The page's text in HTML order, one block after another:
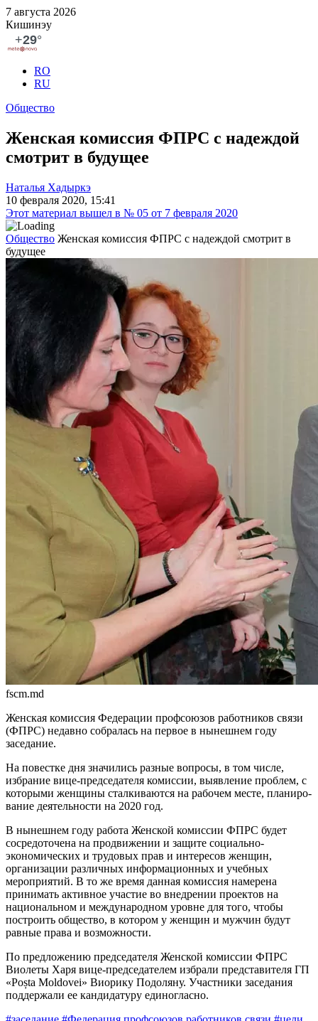
7 августа 2026
Кишинэу
RO
RU
Общество
Женская комиссия ФПРС с надеждой
смотрит в будущее
Наталья Хадыркэ
10 февраля 2020, 15:41
Этот материал вышел в № 05 от 7 февраля 2020
Общество Женская комиссия ФПРС с надеждой смотрит в
будущее
fscm.md
Женская комиссия Федерации профсоюзов работников связи
(ФПРС) недавно собралась на пер­вое в нынешнем году
заседание.
На повестке дня значились разные вопросы, в том числе,
избрание вице-председателя комиссии, выявление проблем, с
которыми женщины стал­киваются на рабочем месте, планиро­
вание деятельности на 2020 год.
В нынешнем году работа Женской комиссии ФПРС будет
сосредоточена на продвижении и защите социально-
экономических и трудовых прав и ин­тересов женщин,
организации раз­личных информационных и учебных
мероприятий. В то же время данная комиссия намерена
принимать ак­тивное участие во внедрении проек­тов на
национальном и международ­ном уровне для того, чтобы
постро­ить общество, в котором у женщин и мужчин будут
равные права и воз­можности.
По предложению председателя Женской комиссии ФПРС
Виолеты Харя вице-председателем избрали представителя ГП
«Poșta Moldovei» Виорику Подоляну. Участники заседа­ния
поддержали ее кандидатуру еди­ногласно.